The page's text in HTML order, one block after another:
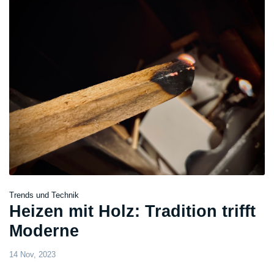
Trends und Technik
Heizen mit Holz: Tradition trifft
Moderne
14 Nov, 2023